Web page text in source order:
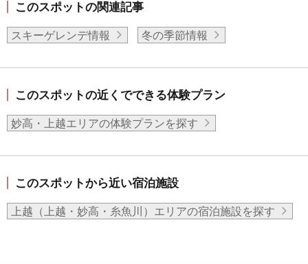
このスポットの関連記事
スキーゲレンデ情報 冬の季節情報
このスポットの近くでできる体験プラン
妙高・上越エリアの体験プランを探す
このスポットから近い宿泊施設
上越（上越・妙高・糸魚川）エリアの宿泊施設を探す